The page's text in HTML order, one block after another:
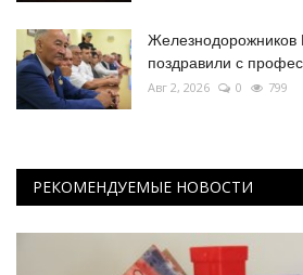
Железнодорожников
поздравили с
Авг 2, 2026 0 799
РЕКОМЕНДУЕМЫЕ НОВОСТИ